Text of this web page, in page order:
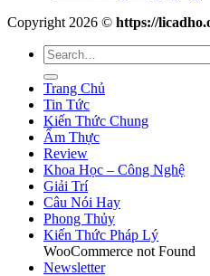
Copyright 2026 © https://
Trang Chủ
Tin Tức
Kiến Thức Chung
Ẩm Thực
Review
Khoa Học – Công Nghệ
Giải Trí
Câu Nói Hay
Phong Thủy
Kiến Thức Pháp Lý
WooCommerce not Found
Newsletter